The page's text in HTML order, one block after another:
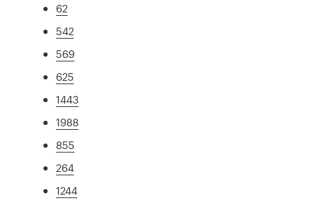
62
542
569
625
1443
1988
855
264
1244